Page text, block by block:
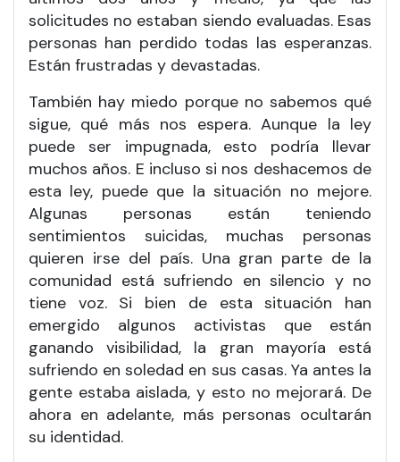
solicitudes no estaban siendo evaluadas. Esas
personas han perdido todas las esperanzas.
Están frustradas y devastadas.
También hay miedo porque no sabemos qué
sigue, qué más nos espera. Aunque la ley
puede ser impugnada, esto podría llevar
muchos años. E incluso si nos deshacemos de
esta ley, puede que la situación no mejore.
Algunas personas están teniendo
sentimientos suicidas, muchas personas
quieren irse del país. Una gran parte de la
comunidad está sufriendo en silencio y no
tiene voz. Si bien de esta situación han
emergido algunos activistas que están
ganando visibilidad, la gran mayoría está
sufriendo en soledad en sus casas. Ya antes la
gente estaba aislada, y esto no mejorará. De
ahora en adelante, más personas ocultarán
su identidad.